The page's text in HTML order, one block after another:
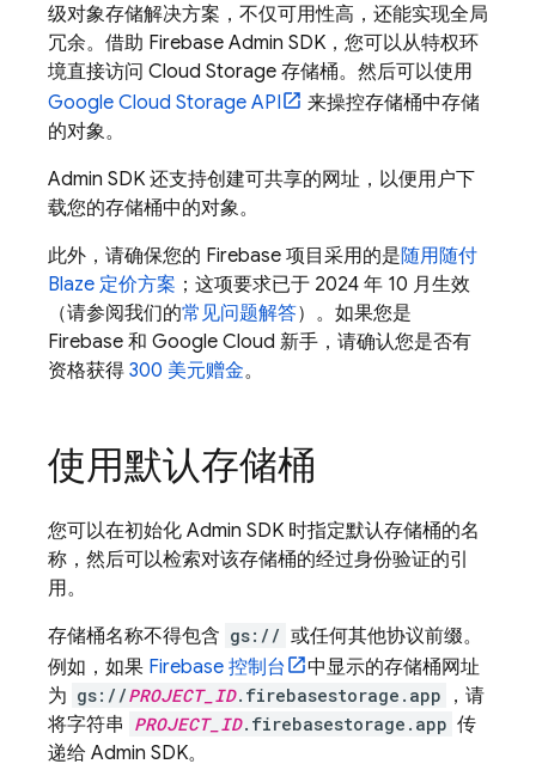
级对象存储解决方案，不仅可用性高，还能实现全局
冗余。借助 Firebase Admin SDK，您可以从特权环
境直接访问 Cloud Storage 存储桶。然后可以使用
Google Cloud Storage API
来操控存储桶中存储
的对象。
Admin SDK 还支持创建可共享的网址，以便用户下
载您的存储桶中的对象。
此外，请确保您的 Firebase 项目采用的是随用随付
Blaze 定价方案 ；这项要求已于 2024 年 10 月生效
（请参阅我们的常见问题解答）。如果您是
Firebase 和 Google Cloud 新手，请确认您是否有
资格获得 300 美元赠金。
使用默认存储桶
您可以在初始化 Admin SDK 时指定默认存储桶的名
称，然后可以检索对该存储桶的经过身份验证的引
用。
存储桶名称不得包含 gs:// 或任何其他协议前缀。
例如，如果 Firebase 控制台
中显示的存储桶网址
为 gs://PROJECT_ID.firebasestorage.app
，请
将字符串 PROJECT_ID.firebasestorage.app 传
递给 Admin SDK。